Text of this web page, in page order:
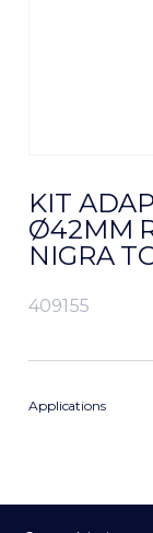
KIT
Ø42MM
NIGRA
409155
Applications